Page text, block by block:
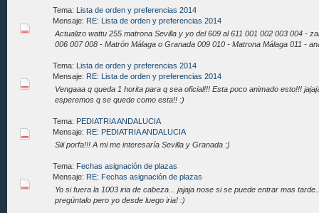
Tema: Lista de orden y preferencias 2014
Mensaje: RE: Lista de orden y preferencias 2014
Actualizo wattu 255 matrona Sevilla y yo del 609 al 611 001 002 003 004 -
006 007 008 - Matrón Málaga o Granada 009 010 - Matrona Málaga 011 -
Tema: Lista de orden y preferencias 2014
Mensaje: RE: Lista de orden y preferencias 2014
Vengaaa q queda 1 horita para q sea oficial!!! Esta poco animado esto!!!
esperemos q se quede como esta!! :)
Tema: PEDIATRIA ANDALUCIA
Mensaje: RE: PEDIATRIA ANDALUCIA
Siii porfa!!! A mi me interesaría Sevilla y Granada :)
Tema: Fechas asignación de plazas
Mensaje: RE: Fechas asignación de plazas
Yo si fuera la 1003 iria de cabeza... jajaja nose si se puede entrar mas
pregúntalo pero yo desde luego iria! :)